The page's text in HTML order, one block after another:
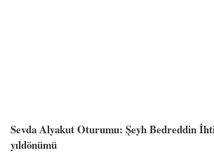
Sevda Alyakut Oturumu: Şeyh Bedreddin
yıldönümü